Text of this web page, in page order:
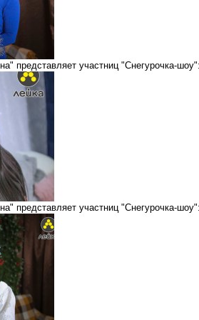
представляет участниц "Снегурочка-
представляет участниц "Снегурочка-